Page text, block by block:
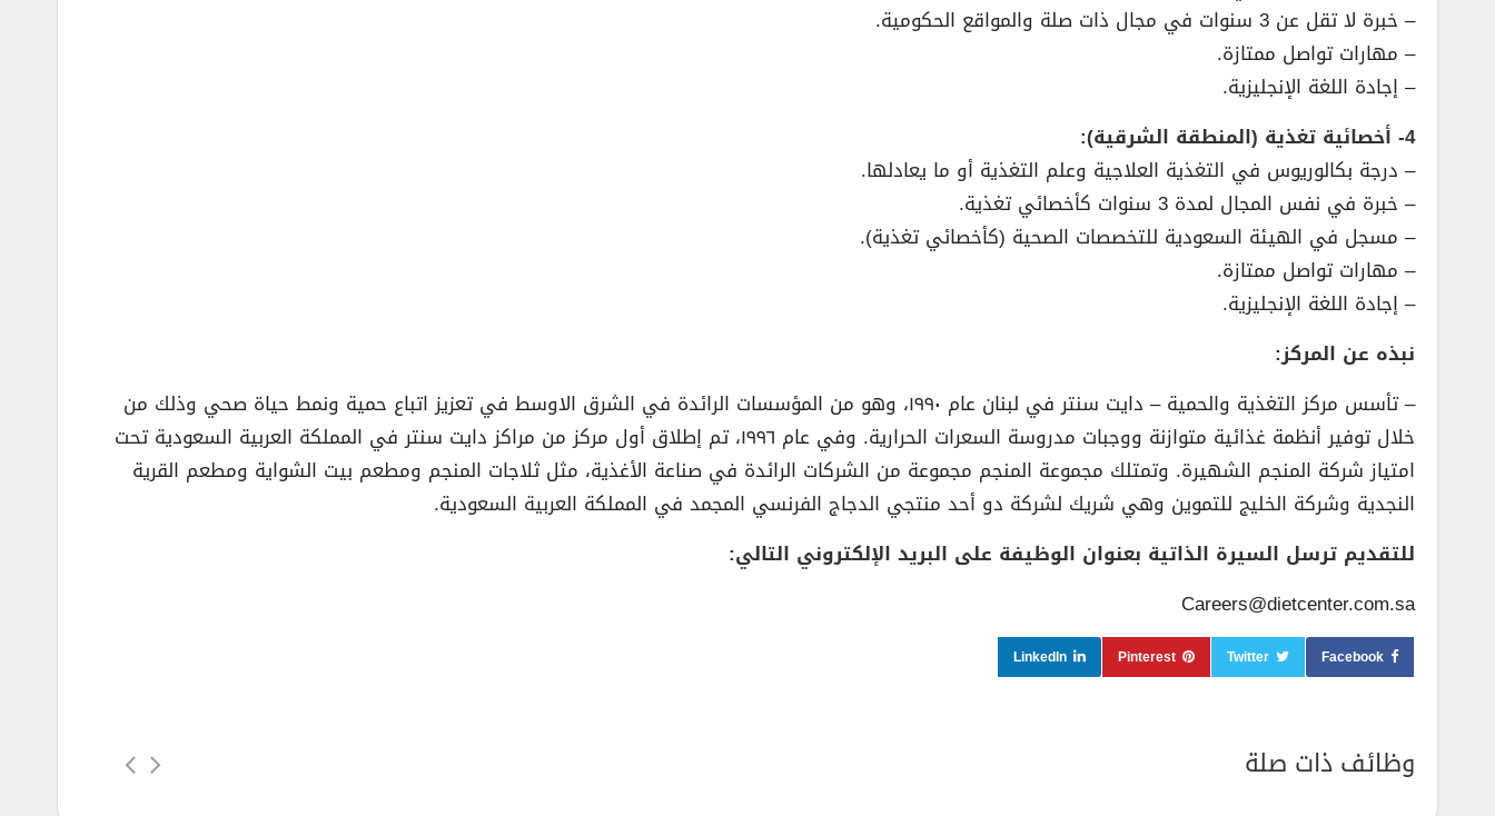
– خبرة لا تقل عن 3 سنوات في مجال ذات صلة والمواقع الحكومية.
– مهارات تواصل ممتازة.
– إجادة اللغة الإنجليزية.
4- أخصائية تغذية (المنطقة الشرقية):
– درجة بكالوريوس في التغذية العلاجية وعلم التغذية أو ما يعادلها.
– خبرة في نفس المجال لمدة 3 سنوات كأخصائي تغذية.
– مسجل في الهيئة السعودية للتخصصات الصحية (كأخصائي تغذية).
– مهارات تواصل ممتازة.
– إجادة اللغة الإنجليزية.
نبذه عن المركز:
– تأسس مركز التغذية والحمية – دايت سنتر في لبنان عام ١٩٩٠، وهو من المؤسسات الرائدة في الشرق الاوسط في تعزيز اتباع حمية ونمط حياة صحي وذلك من
خلال توفير أنظمة غذائية متوازنة ووجبات مدروسة السعرات الحرارية. وفي عام ١٩٩٦، تم إطلاق أول مركز من مراكز دايت سنتر في المملكة العربية السعودية تحت
امتياز شركة المنجم الشهيرة. وتمتلك مجموعة المنجم مجموعة من الشركات الرائدة في صناعة الأغذية، مثل ثلاجات المنجم ومطعم بيت الشواية ومطعم القرية
النجدية وشركة الخليج للتموين وهي شريك لشركة دو أحد منتجي الدجاج الفرنسي المجمد في المملكة العربية السعودية.
للتقديم ترسل السيرة الذاتية بعنوان الوظيفة على البريد الإلكتروني التالي:
Careers@dietcenter.com.sa
Facebook
Twitter
Pinterest
LinkedIn
وظائف ذات صلة